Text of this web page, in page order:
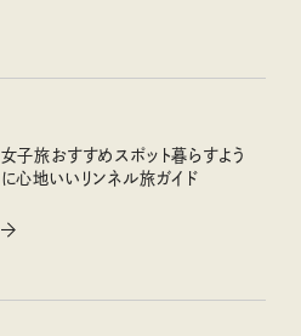
女子旅おすすめスポット暮らすよう
に心地いいリンネル旅ガイド